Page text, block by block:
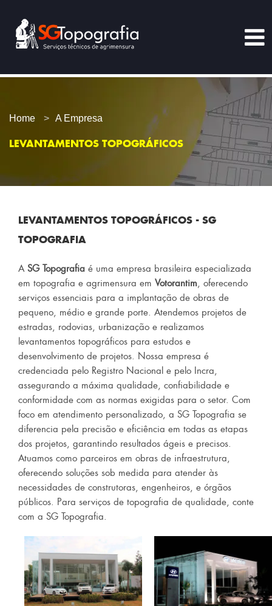
Home A Empresa
LEVANTAMENTOS TOPOGRÁFICOS
LEVANTAMENTOS TOPOGRÁFICOS - SG
TOPOGRAFIA
A SG Topografia é uma empresa brasileira especializada
em topografia e agrimensura em Votorantim, oferecendo
serviços essenciais para a implantação de obras de
pequeno, médio e grande porte. Atendemos projetos de
estradas, rodovias, urbanização e realizamos
levantamentos topográficos para estudos e
desenvolvimento de projetos. Nossa empresa é
credenciada pelo Registro Nacional e pelo Incra,
assegurando a máxima qualidade, confiabilidade e
conformidade com as normas exigidas para o setor. Com
foco em atendimento personalizado, a SG Topografia se
diferencia pela precisão e eficiência em todas as etapas
dos projetos, garantindo resultados ágeis e precisos.
Atuamos como parceiros em obras de infraestrutura,
oferecendo soluções sob medida para atender às
necessidades de construtoras, engenheiros, e órgãos
públicos. Para serviços de topografia de qualidade, conte
com a SG Topografia.